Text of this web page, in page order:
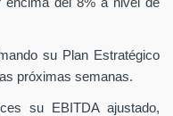
su Plan Estratégico
próximas semanas.
su EBITDA ajustado,